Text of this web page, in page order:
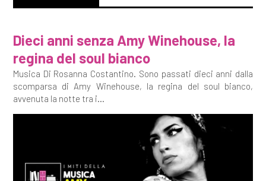
Dieci anni senza Amy Winehouse, la
regina del soul bianco
Musica Di Rosanna Costantino. Sono passati dieci anni dalla
scomparsa di Amy Winehouse, la regina del soul bianco,
avvenuta la notte tra i...